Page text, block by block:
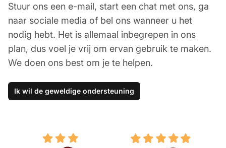
Stuur ons een e-mail, start een chat met ons, ga
naar sociale media of bel ons wanneer u het
nodig hebt. Het is allemaal inbegrepen in ons
plan, dus voel je vrij om ervan gebruik te maken.
We doen ons best om je te helpen.
Ik wil de geweldige ondersteuning